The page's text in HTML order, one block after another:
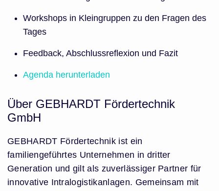
Workshops in Kleingruppen zu den Fragen des
Tages
Feedback, Abschlussreflexion und Fazit
Agenda herunterladen
Über GEBHARDT Fördertechnik
GmbH
GEBHARDT Fördertechnik ist ein
familiengeführtes Unternehmen in dritter
Generation und gilt als zuverlässiger Partner für
innovative Intralogistikanlagen. Gemeinsam mit